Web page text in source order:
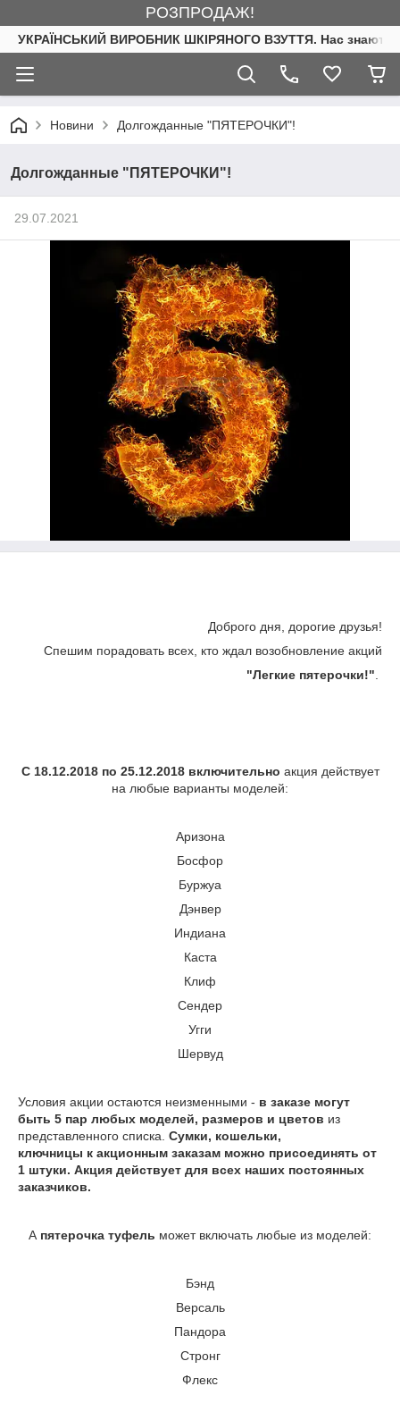
РОЗПРОДАЖ!
УКРАЇНСЬКИЙ ВИРОБНИК ШКІРЯНОГО ВЗУТТЯ. Нас знають.
Новини Долгожданные "ПЯТЕРОЧКИ"!
Долгожданные "ПЯТЕРОЧКИ"!
29.07.2021
Доброго дня, дорогие друзья!
Спешим порадовать всех, кто ждал возобновление акций
"Легкие пятерочки!"
С 18.12.2018 по 25.12.2018 включительно акция действует
на любые варианты моделей:
Аризона
Босфор
Буржуа
Дэнвер
Индиана
Каста
Клиф
Сендер
Угги
Шервуд
Условия акции остаются неизменными - в заказе могут
быть 5 пар любых моделей, размеров и цветов из
представленного списка. Сумки, кошельки,
ключницы к акционным заказам можно присоединять от
1 штуки. Акция действует для всех наших постоянных
заказчиков.
А пятерочка туфель может включать любые из моделей:
Бэнд
Версаль
Пандора
Стронг
Флекс